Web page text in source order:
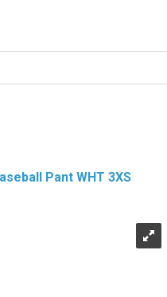
Pant WHT 3XS